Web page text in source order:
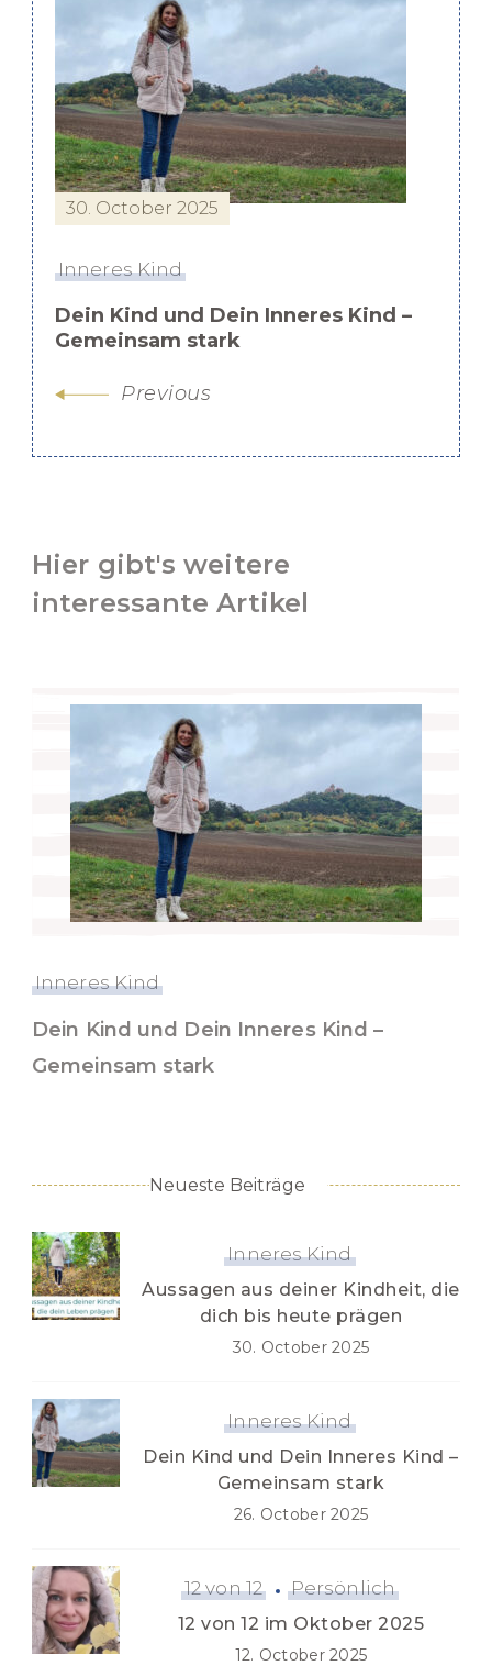
Post
Navigation
30. October 2025
Inneres Kind
Dein Kind und Dein Inneres Kind –
Gemeinsam stark
Previous
Hier gibt's weitere
interessante Artikel
Inneres Kind
Dein Kind und Dein Inneres Kind –
Gemeinsam stark
Neueste Beiträge
Inneres Kind
Aussagen aus deiner Kindheit, die
dich bis heute prägen
30. October 2025
Inneres Kind
Dein Kind und Dein Inneres Kind –
Gemeinsam stark
26. October 2025
12 von 12 Persönlich
12 von 12 im Oktober 2025
12. October 2025